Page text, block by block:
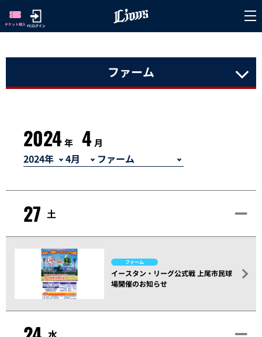
ファーム
2024年 4 月
27 土
ファーム
イースタン・リーグ公式戦 上尾市民球
場開催のお知らせ
水